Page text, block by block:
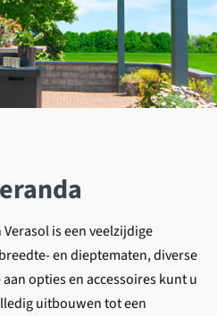
is een veelzijdige
en dieptematen, diverse
opties en accessoires kunt u
uitbouwen tot een